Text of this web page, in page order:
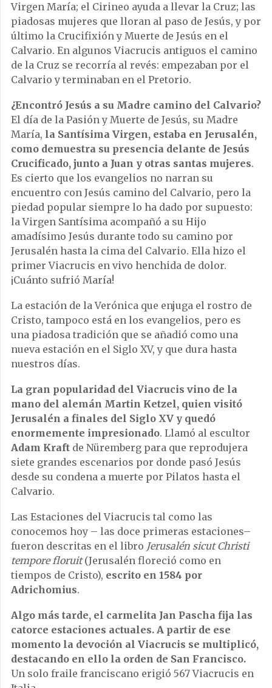
Virgen María; el Cirineo ayuda a llevar la Cruz; las
piadosas mujeres que lloran al paso de Jesús, y por
último la Crucifixión y Muerte de Jesús en el
Calvario. En algunos Viacrucis antiguos el camino
de la Cruz se recorría al revés: empezaban por el
Calvario y terminaban en el Pretorio.
¿Encontró Jesús a su Madre camino del Calvario?
El día de la Pasión y Muerte de Jesús, su Madre
María, la Santísima Virgen, estaba en Jerusalén,
como demuestra su presencia delante de Jesús
Crucificado, junto a Juan y otras santas mujeres.
Es cierto que los evangelios no narran su
encuentro con Jesús camino del Calvario, pero la
piedad popular siempre lo ha dado por supuesto:
la Virgen Santísima acompañó a su Hijo
amadísimo Jesús durante todo su camino por
Jerusalén hasta la cima del Calvario. Ella hizo el
primer Viacrucis en vivo henchida de dolor.
¡Cuánto sufrió María!
La estación de la Verónica que enjuga el rostro de
Cristo, tampoco está en los evangelios, pero es
una piadosa tradición que se añadió como una
nueva estación en el Siglo XV, y que dura hasta
nuestros días.
La gran popularidad del Viacrucis vino de la
mano del alemán Martin Ketzel, quien visitó
Jerusalén a finales del Siglo XV y quedó
enormemente impresionado. Llamó al escultor
Adam Kraft de Nüremberg para que reprodujera
siete grandes escenarios por donde pasó Jesús
desde su condena a muerte por Pilatos hasta el
Calvario.
Las Estaciones del Viacrucis tal como las
conocemos hoy – las doce primeras estaciones–
fueron descritas en el libro Jerusalén sicut Christi
tempore floruit(Jerusalén floreció como en
tiempos de Cristo), escrito en 1584 por
Adrichomius.
Algo más tarde, el carmelita Jan Pascha fija las
catorce estaciones actuales. A partir de ese
momento la devoción al Viacrucis se multiplicó,
destacando en ello la orden de San Francisco.
Un solo fraile franciscano erigió 567 Viacrucis en